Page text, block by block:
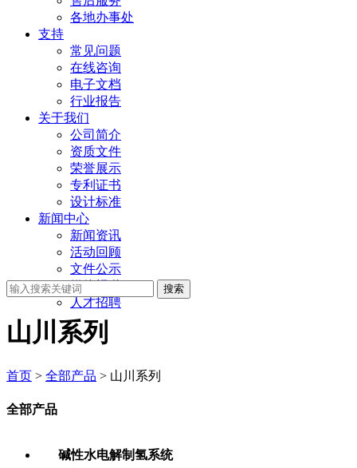
各地办事处
支持
常见问题
在线咨询
电子文档
行业报告
关于我们
公司简介
资质文件
荣誉展示
专利证书
设计标准
新闻中心
新闻资讯
活动回顾
文件公示
媒体报道
人才招聘
山川系列
首页 > 全部产品 > 山川系列
全部产品
碱性水电解制氢系统